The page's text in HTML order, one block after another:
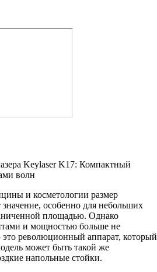
Keylaser K17: Компактный
волн
и косметологии размер
значение, особенно для небольших
площадью. Однако
и мощностью больше не
революционный аппарат, который
может быть такой же
напольные стойки.